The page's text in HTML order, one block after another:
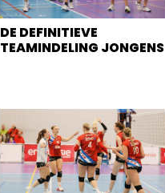
DE DEFINITIEVE
TEAMINDELING JONGENS